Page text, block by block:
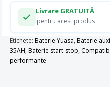
Livrare GRATUITĂ
pentru acest produs
Etichete: Baterie Yuasa, Baterie
35AH, Baterie start-stop,
performante